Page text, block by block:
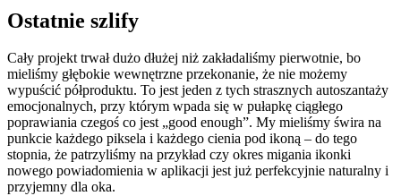
Ostatnie szlify
Cały projekt trwał dużo dłużej niż zakładaliśmy pierwotnie, bo
mieliśmy głębokie wewnętrzne przekonanie, że nie możemy
wypuścić półproduktu. To jest jeden z tych strasznych autoszantaży
emocjonalnych, przy którym wpada się w pułapkę ciągłego
poprawiania czegoś co jest „good enough”. My mieliśmy świra na
punkcie każdego piksela i każdego cienia pod ikoną – do tego
stopnia, że patrzyliśmy na przykład czy okres migania ikonki
nowego powiadomienia w aplikacji jest już perfekcyjnie naturalny i
przyjemny dla oka.